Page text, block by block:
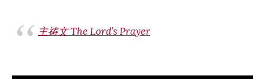
主祷文 The Lord’s Prayer